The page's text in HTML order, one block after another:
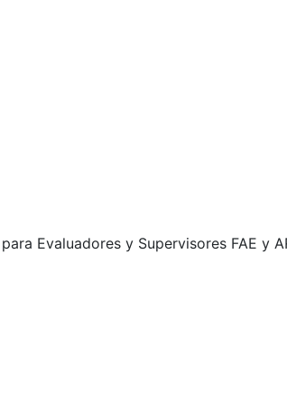
Evaluadores y Supervisores FAE y